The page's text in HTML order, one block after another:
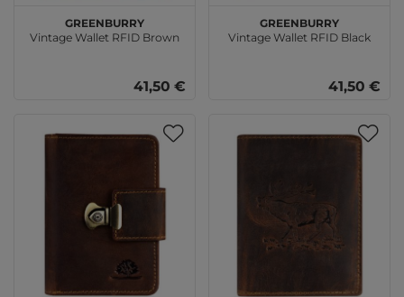
GREENBURRY
Vintage Wallet RFID Brown
41,50 €
GREENBURRY
Vintage Wallet RFID Black
41,50 €